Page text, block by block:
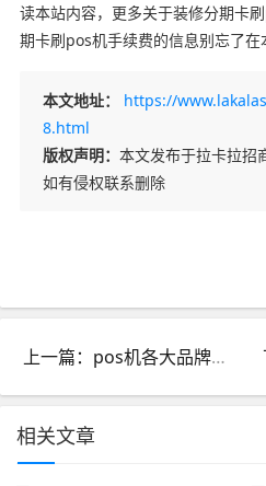
读本站内容，更多关于装修分期卡
期卡刷pos机手续费的信息别忘了在
本文地址：
https://
8.html
版权声明： 本文发布于拉卡拉招
如有侵权联系删除
上一篇：pos机各大品牌_pos机品牌
相关文章